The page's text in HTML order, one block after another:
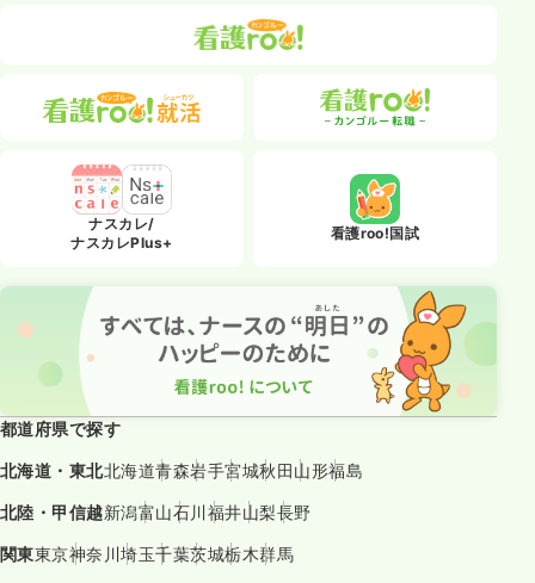
ナスカレ/
ナスカレPlus+
看護roo!国試
都道府県で探す
北海道・東北北海道青森岩手宮城秋田山形福島
北陸・甲信越新潟富山石川福井山梨長野
関東東京神奈川埼玉千葉茨城栃木群馬